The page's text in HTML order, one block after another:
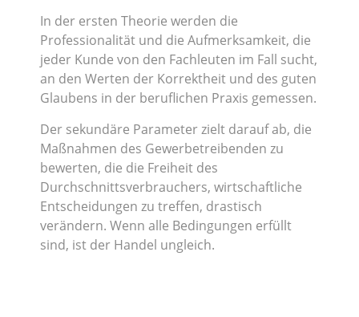
In der ersten Theorie werden die
Professionalität und die Aufmerksamkeit, die
jeder Kunde von den Fachleuten im Fall sucht,
an den Werten der Korrektheit und des guten
Glaubens in der beruflichen Praxis gemessen.
Der sekundäre Parameter zielt darauf ab, die
Maßnahmen des Gewerbetreibenden zu
bewerten, die die Freiheit des
Durchschnittsverbrauchers, wirtschaftliche
Entscheidungen zu treffen, drastisch
verändern. Wenn alle Bedingungen erfüllt
sind, ist der Handel ungleich.